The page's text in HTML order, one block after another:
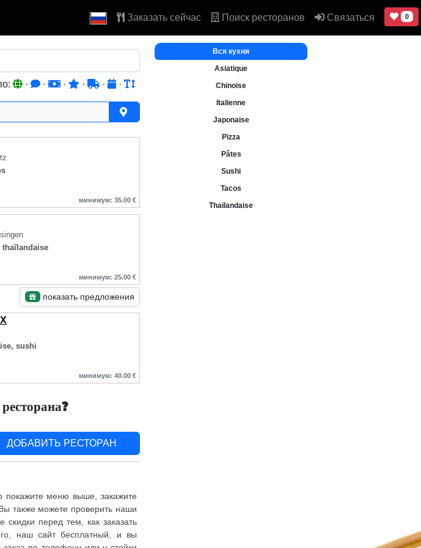
Заказать сейчас Поиск ресторанов Связаться 0
· · · · · ·
минимум: 35.00 €
минимум: 25.00 €
показать предложения
sushi
минимум: 40.00 €
Вся кухня
Asiatique
Chinoise
Italienne
Japonaise
Pizza
Pâtes
Sushi
Tacos
Thaïlandaise
ДОБАВИТЬ РЕСТОРАН
покажите меню выше, закажите
также можете проверить наши
перед тем, как заказать
наш сайт бесплатный, и вы